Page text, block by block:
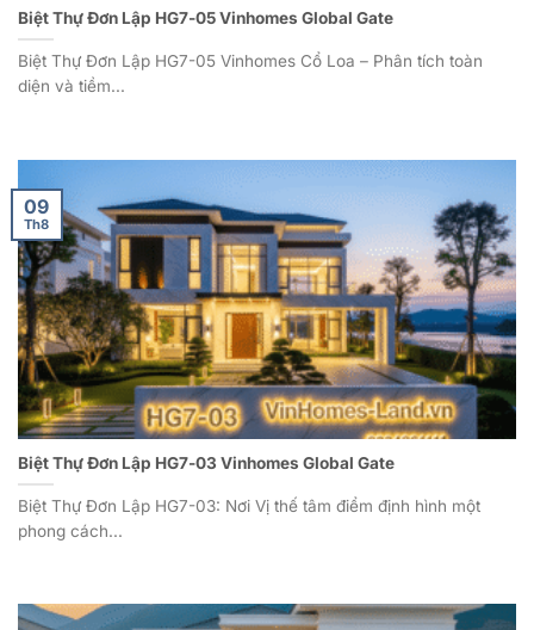
Biệt Thự Đơn Lập HG7-05 Vinhomes Global Gate
Biệt Thự Đơn Lập HG7-05 Vinhomes Cổ Loa – Phân tích toàn
diện và tiềm...
Biệt Thự Đơn Lập HG7-03 Vinhomes Global Gate
Biệt Thự Đơn Lập HG7-03: Nơi Vị thế tâm điểm định hình một
phong cách...
09
Th8